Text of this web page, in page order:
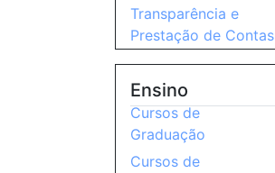
Transparência e
Prestação de Contas
Ensino
Cursos de
Graduação
Cursos de